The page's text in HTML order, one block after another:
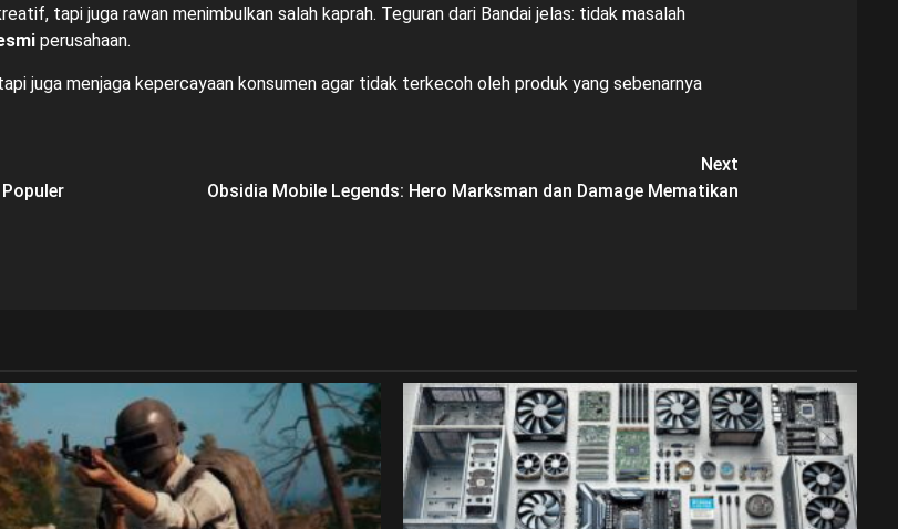
tapi juga rawan menimbulkan salah kaprah. Teguran dari Bandai jelas: tidak masalah
perusahaan.
juga menjaga kepercayaan konsumen agar tidak terkecoh oleh produk yang sebenarnya
Next
Obsidia Mobile Legends: Hero Marksman dan Damage Mematikan